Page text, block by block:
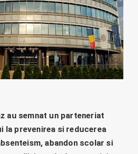
au semnat un parteneriat
la prevenirea si reducerea
abandon scolar si